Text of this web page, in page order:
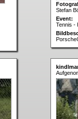
Stefan
Event:
Tennis -